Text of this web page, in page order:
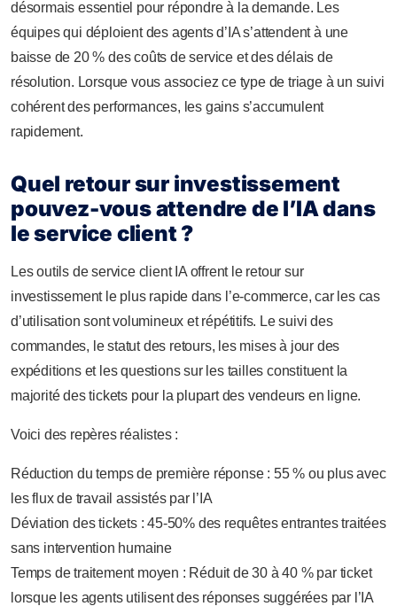
désormais essentiel pour répondre à la demande. Les
équipes qui déploient des agents d’IA s’attendent à une
baisse de 20 % des coûts de service et des délais de
résolution. Lorsque vous associez ce type de triage à un suivi
cohérent des performances, les gains s’accumulent
rapidement.
Quel retour sur investissement
pouvez-vous attendre de l’IA dans
le service client ?
Les outils de service client IA offrent le retour sur
investissement le plus rapide dans l’e-commerce, car les cas
d’utilisation sont volumineux et répétitifs. Le suivi des
commandes, le statut des retours, les mises à jour des
expéditions et les questions sur les tailles constituent la
majorité des tickets pour la plupart des vendeurs en ligne.
Voici des repères réalistes :
Réduction du temps de première réponse : 55 % ou plus avec
les flux de travail assistés par l’IA
Déviation des tickets : 45-50% des requêtes entrantes traitées
sans intervention humaine
Temps de traitement moyen : Réduit de 30 à 40 % par ticket
lorsque les agents utilisent des réponses suggérées par l’IA